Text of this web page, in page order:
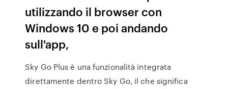
utilizzando il browser con
Windows 10 e poi andando
sull'app,
Sky Go Plus è una funzionalità integrata
direttamente dentro Sky Go, il che significa